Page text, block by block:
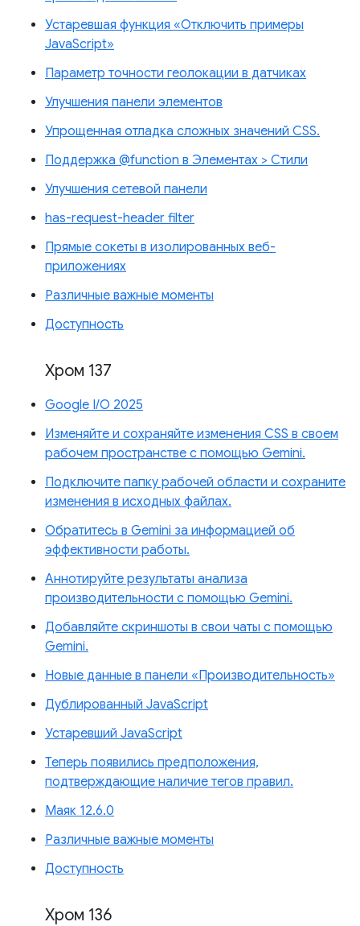
Устаревшая функция «Отключить примеры
JavaScript»
Параметр точности геолокации в датчиках
Улучшения панели элементов
Упрощенная отладка сложных значений CSS.
Поддержка @function в Элементах > Стили
Улучшения сетевой панели
has-request-header filter
Прямые сокеты в изолированных веб-
приложениях
Различные важные моменты
Доступность
Хром 137
Google I/O 2025
Изменяйте и сохраняйте изменения CSS в своем
рабочем пространстве с помощью Gemini.
Подключите папку рабочей области и сохраните
изменения в исходных файлах.
Обратитесь в Gemini за информацией об
эффективности работы.
Аннотируйте результаты анализа
производительности с помощью Gemini.
Добавляйте скриншоты в свои чаты с помощью
Gemini.
Новые данные в панели «Производительность»
Дублированный JavaScript
Устаревший JavaScript
Теперь появились предположения,
подтверждающие наличие тегов правил.
Маяк 12.6.0
Различные важные моменты
Доступность
Хром 136